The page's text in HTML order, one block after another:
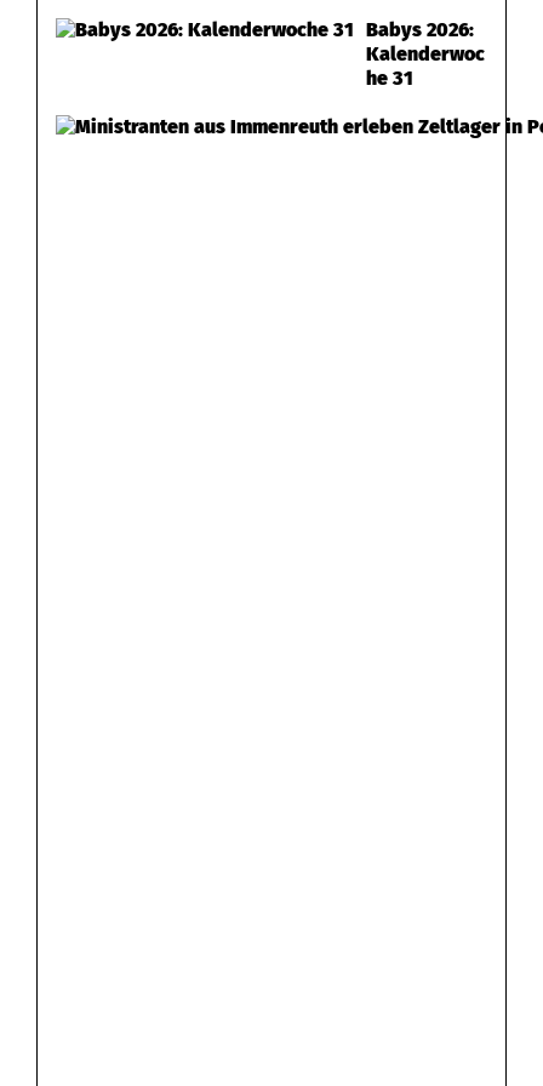
Babys 2026:
Kalenderwoc
he 31